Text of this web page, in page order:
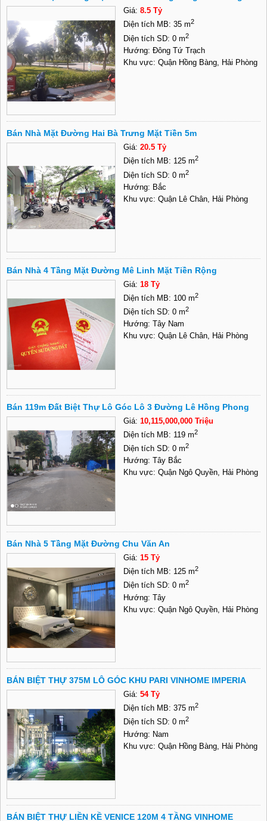
Giá: 8.5 Tỷ
Diện tích MB: 35 m2
Diện tích SD: 0 m2
Hướng: Đông Tứ Trạch
Khu vực: Quận Hồng Bàng, Hải Phòng
Bán Nhà Mặt Đường Hai Bà Trưng Mặt Tiền 5m
Giá: 20.5 Tỷ
Diện tích MB: 125 m2
Diện tích SD: 0 m2
Hướng: Bắc
Khu vực: Quận Lê Chân, Hải Phòng
Bán Nhà 4 Tầng Mặt Đường Mê Linh Mặt Tiền Rộng
Giá: 18 Tỷ
Diện tích MB: 100 m2
Diện tích SD: 0 m2
Hướng: Tây Nam
Khu vực: Quận Lê Chân, Hải Phòng
Bán 119m Đất Biệt Thự Lô Góc Lô 3 Đường Lê Hồng Phong
Giá: 10,115,000,000 Triệu
Diện tích MB: 119 m2
Diện tích SD: 0 m2
Hướng: Tây Bắc
Khu vực: Quận Ngô Quyền, Hải Phòng
Bán Nhà 5 Tầng Mặt Đường Chu Văn An
Giá: 15 Tỷ
Diện tích MB: 125 m2
Diện tích SD: 0 m2
Hướng: Tây
Khu vực: Quận Ngô Quyền, Hải Phòng
BÁN BIỆT THỰ 375M LÔ GÓC KHU PARI VINHOME IMPERIA
Giá: 54 Tỷ
Diện tích MB: 375 m2
Diện tích SD: 0 m2
Hướng: Nam
Khu vực: Quận Hồng Bàng, Hải Phòng
BÁN BIỆT THỰ LIỀN KỀ VENICE 120M 4 TẦNG VINHOME